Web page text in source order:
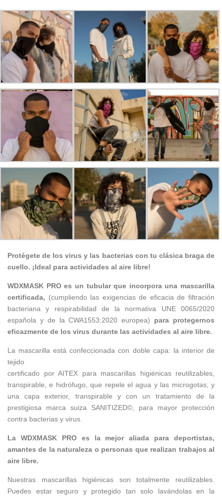
Protégete de los virus y las bacterias con tu clásica braga de
cuello. ¡Ideal para actividades al aire libre!
WDXMASK PRO es un tubular que incorpora una mascarilla
certificada, (cumpliendo las exigencias de eficacia de filtración
bacteriana y respirabilidad de la normativa UNE 0065/2020
española y de la CWA1553:2020 europea) para protegernos
eficazmente de los virus durante las actividades al aire libre.
La mascarilla está confeccionada con doble capa: la interior de
tejido
certificado por AITEX para mascarillas higiénicas reutilizables,
transpirable, e hidrófugo, que repele el agua y las microgotas; y
una capa exterior, transpirable y con un tratamiento de la
prestigiosa marca suiza SANITIZED©, para mayor protección
contra bacterias y virus.
La WDXMASK PRO es la mejor aliada para deportistas,
amantes de la naturaleza o personas que realizan trabajos al
aire libre.
Nuestras mascarillas higiénicas son totalmente reutilizables.
Puedes estar seguro y protegido tan solo lavándolas en la